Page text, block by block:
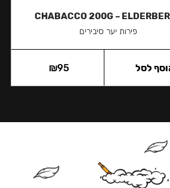
CHABACCO 200G –
פירות יער סיבירים
₪95 לסל